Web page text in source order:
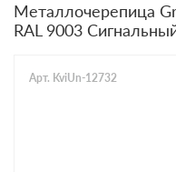
Металлочерепица
RAL 9003
Арт. KviUn-12732